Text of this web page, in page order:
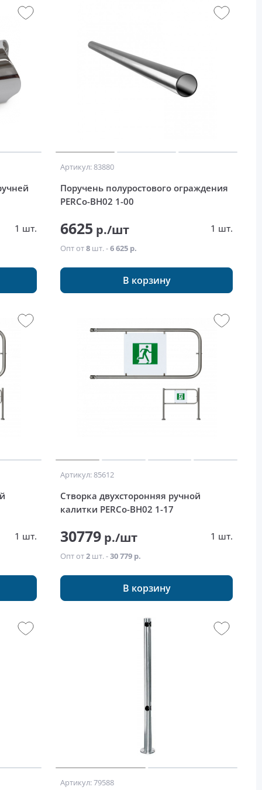
1 шт.
Артикул: 83880
Поручень полуростового ограждения
PERCo-BH02 1-00
6625 р./шт 1 шт.
Опт от8 шт. -6 625 р.
В корзину
1 шт.
Артикул: 85612
Створка двухсторонняя ручной
калитки PERCo-BH02 1-17
30779 р./шт 1 шт.
Опт от2 шт. -30 779 р.
В корзину
Артикул: 79588